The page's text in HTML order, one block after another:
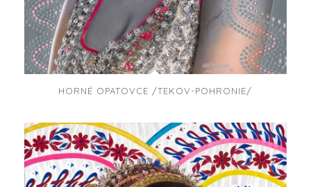
HORNÉ OPATOVCE /TEKOV-POHRONIE/